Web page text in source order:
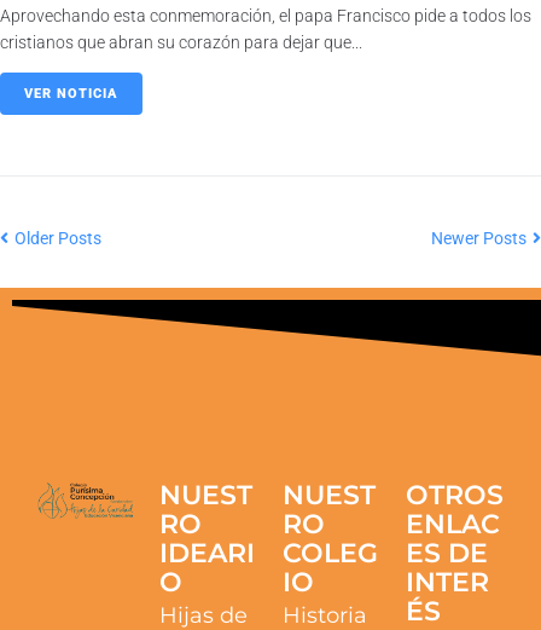
Aprovechando esta conmemoración, el papa Francisco pide a todos los
cristianos que abran su corazón para dejar que...
VER NOTICIA
Older Posts Newer Posts
NUEST
RO
IDEARI
O
Hijas de
NUEST
RO
COLEG
IO
Historia
OTROS
ENLAC
ES DE
INTER
ÉS